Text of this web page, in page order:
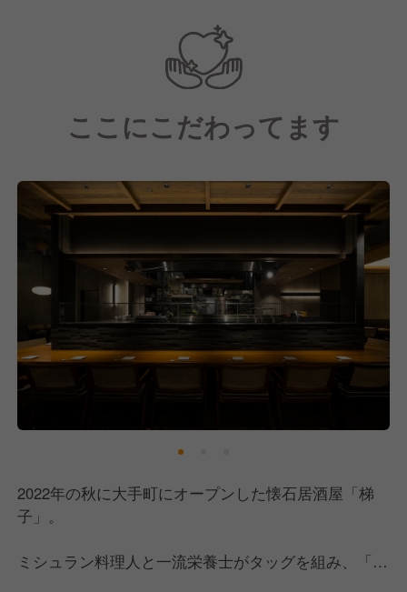
明るく気さくなメンバーが多く、堅苦しさのない雰囲
気なので、チームで協力しながら楽しく働きたい方に
ぴったりの職場です！
ここにこだわってます
2022年の秋に大手町にオープンした懐石居酒屋「梯
子」。
ミシュラン料理人と一流栄養士がタッグを組み、「食